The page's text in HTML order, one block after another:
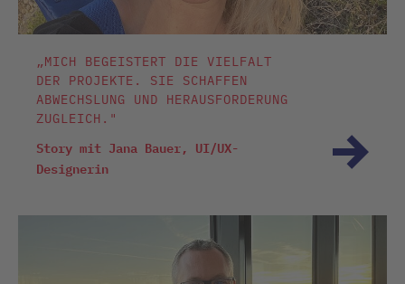
„MICH BEGEISTERT DIE VIELFALT
DER PROJEKTE. SIE SCHAFFEN
ABWECHSLUNG UND HERAUSFORDERUNG
ZUGLEICH."
Story mit Jana Bauer, UI/UX-
Designerin